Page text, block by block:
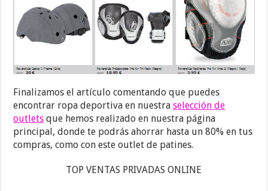
Finalizamos el artículo comentando que puedes
encontrar ropa deportiva en nuestraselección de
outlets que hemos realizado en nuestra página
principal, donde te podrás ahorrar hasta un 80% en tus
compras, como con este outlet de patines.
TOP VENTAS PRIVADAS ONLINE